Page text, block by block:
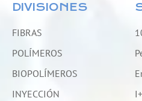
DIVISIONES
FIBRAS
POLÍMEROS
BIOPOLÍMEROS
INYECCIÓN